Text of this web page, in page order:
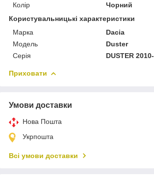
Колір
Чорний
Користувальницькі характеристики
Марка
Dacia
Мoдель
Duster
Серія
DUSTER 2010-
Приховати
Умови доставки
Нова Пошта
Укрпошта
Всі умови доставки